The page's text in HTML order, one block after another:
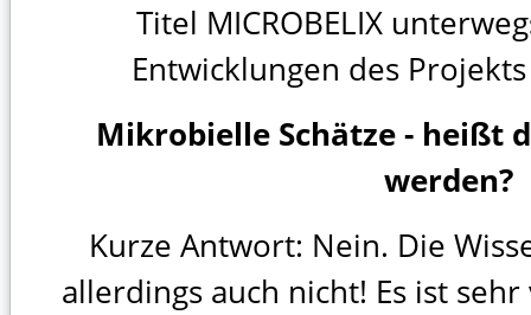
Titel MICROBELIX
Entwicklungen des
Mikrobielle Schätze - heißt
werden?
Kurze Antwort: Nein. Die
allerdings auch nicht! Es ist